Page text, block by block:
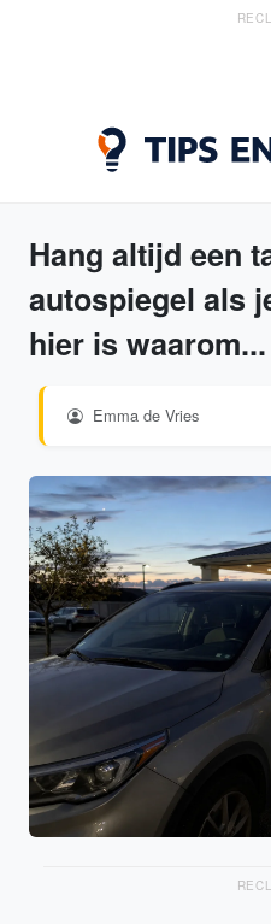
Hang altijd een
autospiegel als
hier is waarom...
Emma de Vries